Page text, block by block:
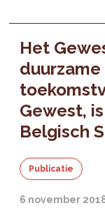
Het
Gewest,
Belgisch
Publicatie
6 november